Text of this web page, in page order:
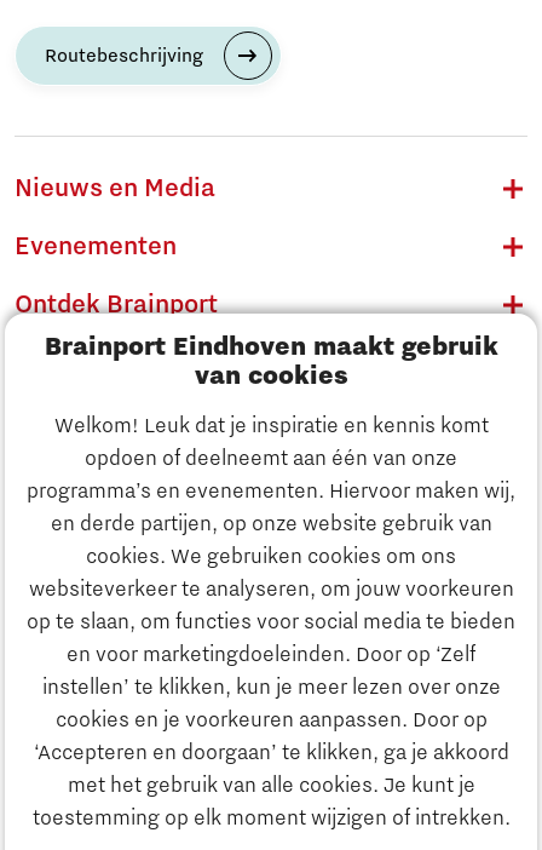
Brainport Eindhoven maakt gebruik
van cookies
Welkom! Leuk dat je inspiratie en kennis komt
opdoen of deelneemt aan één van onze
programma’s en evenementen. Hiervoor maken wij,
en derde partijen, op onze website gebruik van
cookies. We gebruiken cookies om ons
websiteverkeer te analyseren, om jouw voorkeuren
op te slaan, om functies voor social media te bieden
en voor marketingdoeleinden. Door op ‘Zelf
instellen’ te klikken, kun je meer lezen over onze
cookies en je voorkeuren aanpassen. Door op
‘Accepteren en doorgaan’ te klikken, ga je akkoord
met het gebruik van alle cookies. Je kunt je
toestemming op elk moment wijzigen of intrekken.
Ontdek Brainport
Innovatie
Ondernemen
Onderwijs
Routebeschrijving
Nieuws en Media
Evenementen
Ontdek Brainport
Innovatie
Ondernemen
Onderwijs
Maatschappelijk
Strategie & Organisatie
Zoeken
Contact
Naar internationale website